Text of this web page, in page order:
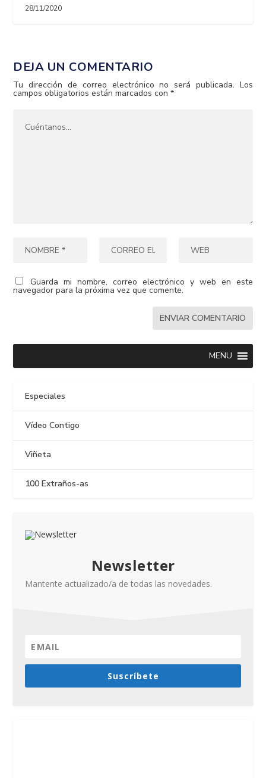
28/11/2020
DEJA UN COMENTARIO
Tu dirección de correo electrónico no será publicada. Los
campos obligatorios están marcados con*
Guarda mi nombre, correo electrónico y web en este
navegador para la próxima vez que comente.
MENU
Especiales
Vídeo Contigo
Viñeta
100 Extraños-as
Newsletter
Mantente actualizado/a de todas las novedades.
Suscríbete